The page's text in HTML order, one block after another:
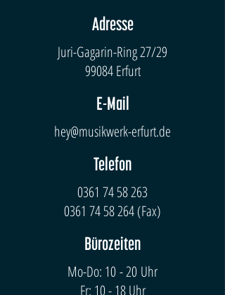
Adresse
Juri-Gagarin-Ring 27/29
99084 Erfurt
E-Mail
hey@musikwerk-erfurt.de
Telefon
0361 74 58 263
0361 74 58 264(Fax)
Bürozeiten
Mo-Do: 10 - 20 Uhr
Fr: 10 - 18 Uhr